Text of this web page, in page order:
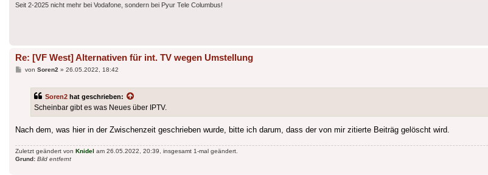
Seit 2-2025 nicht mehr bei Vodafone, sondern bei Pyur Tele Columbus!
Re: [VF West] Alternativen für int. TV wegen Umstellung
Beitrag
von Soren2 » 26.05.2022, 18:42
Soren2 hat geschrieben:
Scheinbar gibt es was Neues über IPTV.
Nach dem, was hier in der Zwischenzeit geschrieben wurde, bitte ich darum, dass der von mir zitierte Beiträg gelöscht wird.
Zuletzt geändert von Knidel am 26.05.2022, 20:39, insgesamt 1-mal geändert.
Grund: Bild entfernt